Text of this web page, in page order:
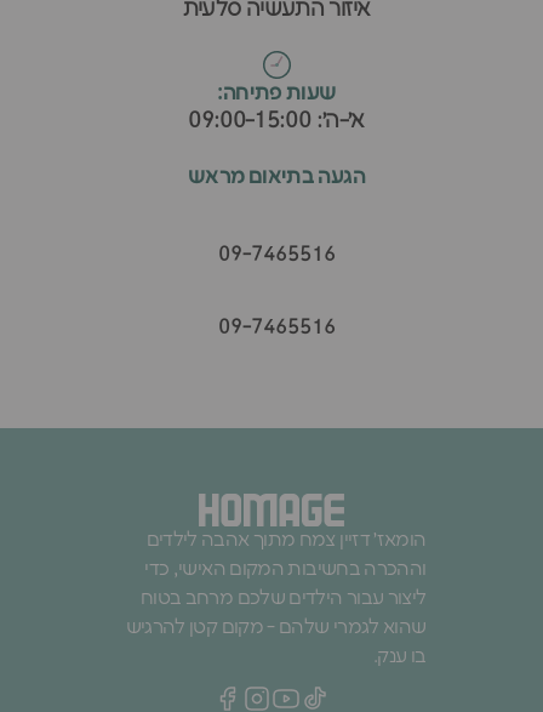
איזור התעשיה סלעית
שעות פתיחה:
א׳-ה׳: 09:00-15:00
הגעה בתיאום מראש
09-7465516
09-7465516
הומאז׳ דזיין צמח מתוך אהבה לילדים
וההכרה בחשיבות המקום האישי, כדי
ליצור עבור הילדים שלכם מרחב בטוח
שהוא לגמרי שלהם - מקום קטן להרגיש
בו ענק.